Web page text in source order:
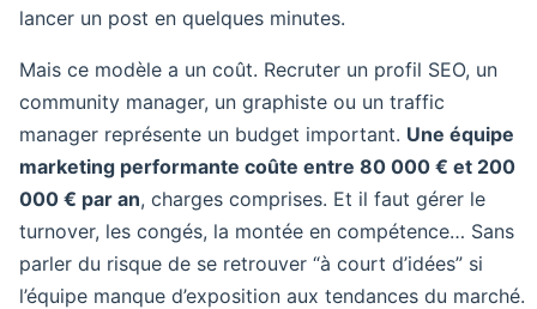
lancer un post en quelques minutes.
Mais ce modèle a un coût. Recruter un profil SEO, un
community manager, un graphiste ou un traffic
manager représente un budget important. Une équipe
marketing performante coûte entre 80 000 € et 200
000 € par an, charges comprises. Et il faut gérer le
turnover, les congés, la montée en compétence… Sans
parler du risque de se retrouver “à court d’idées” si
l’équipe manque d’exposition aux tendances du marché.